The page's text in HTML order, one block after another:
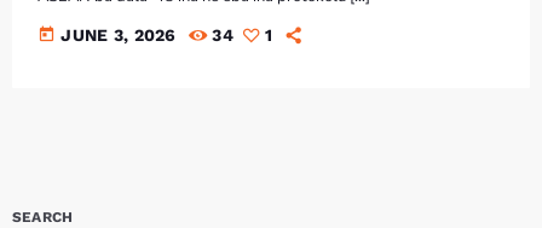
today JUNE 3, 2026 34 1
SEARCH